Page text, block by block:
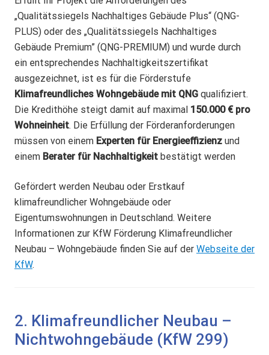
„Qualitätssiegels Nachhaltiges Gebäude Plus“ (QNG-
PLUS) oder des „Qualitäts­siegels Nach­haltiges
Gebäude Premium” (QNG-PREMIUM) und wurde durch
ein entsprechendes Nachhaltigkeitszertifikat
ausgezeichnet, ist es für die Förderstufe
Klimafreundliches Wohngebäude mit QNG qualifiziert.
Die Kredithöhe steigt damit auf maximal 150.000 € pro
Wohneinheit. Die Erfüllung der Förderanforderungen
müssen von einem Experten für Energieeffizienz und
einem Berater für Nachhaltigkeit bestätigt werden
Gefördert werden Neubau oder Erstkauf
klimafreundlicher Wohngebäude oder
Eigentumswohnungen in Deutschland. Weitere
Informationen zur KfW Förderung Klimafreundlicher
Neubau – Wohngebäude finden Sie auf der Webseite der
KfW.
2. Klimafreundlicher Neubau –
Nichtwohngebäude (KfW 299)